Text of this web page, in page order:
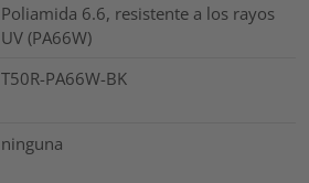
Poliamida 6.6, resistente a los rayos
UV (PA66W)
T50R-PA66W-BK
ninguna